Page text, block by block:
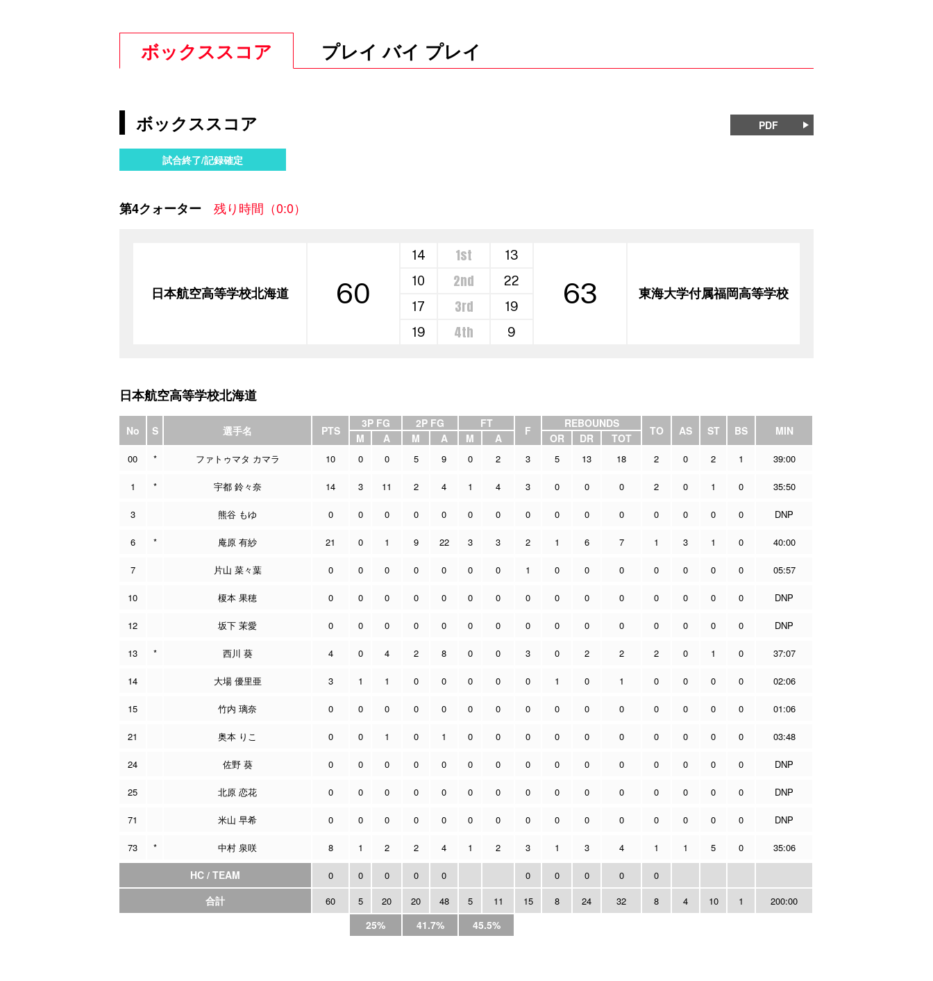
ボックススコア プレイ バイ プレイ
ボックススコア PDF
試合終了/記録確定
第4クォーター 残り時間（0:0）
日本航空高等学校北海道 60
14 1st 13
63 東海大学付属福岡高等学校
10 2nd
22
17
3rd
19
19
4th 9
日本航空高等学校北海道
No S 選手名 PTS
3P FG 2P FG FT
F
REBOUNDS
TO AS ST BS MIN
M A M A M A OR DR TOT
00 * ファトゥマタ カマラ 10 0 0 5 9 0 2 3 5 13 18 2 0 2 1 39:00
1 * 宇都 鈴々奈 14 3 11 2 4 1 4 3 0 0 0 2 0 1 0 35:50
3 熊谷 もゆ 0 0 0 0 0 0 0 0 0 0 0 0 0 0 0 DNP
6 * 庵原 有紗 21 0 1 9 22 3 3 2 1 6 7 1 3 1 0 40:00
7 片山 菜々葉 0 0 0 0 0 0 0 1 0 0 0 0 0 0 0 05:57
10 榎本 果穂 0 0 0 0 0 0 0 0 0 0 0 0 0 0 0 DNP
12 坂下 茉愛 0 0 0 0 0 0 0 0 0 0 0 0 0 0 0 DNP
13 * 西川 葵 4 0 4 2 8 0 0 3 0 2 2 2 0 1 0 37:07
14 大場 優里亜 3 1 1 0 0 0 0 0 1 0 1 0 0 0 0 02:06
15 竹内 璃奈 0 0 0 0 0 0 0 0 0 0 0 0 0 0 0 01:06
21 奥本 りこ 0 0 1 0 1 0 0 0 0 0 0 0 0 0 0 03:48
24 佐野 葵 0 0 0 0 0 0 0 0 0 0 0 0 0 0 0 DNP
25 北原 恋花 0 0 0 0 0 0 0 0 0 0 0 0 0 0 0 DNP
71 米山 早希 0 0 0 0 0 0 0 0 0 0 0 0 0 0 0 DNP
73 * 中村 泉咲 8 1 2 2 4 1 2 3 1 3 4 1 1 5 0 35:06
HC / TEAM 0 0 0 0 0 0 0 0 0 0
合計 60 5 20 20 48 5 11 15 8 24 32 8 4 10 1 200:00
25% 41.7% 45.5%